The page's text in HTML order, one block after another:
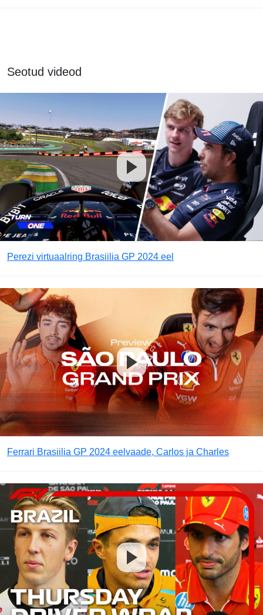
Seotud videod
Perezi virtuaalring Brasiilia GP 2024 eel
Ferrari Brasiilia GP 2024 eelvaade, Carlos ja Charles